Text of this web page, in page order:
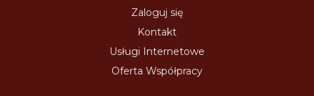
Zaloguj się
Kontakt
Usługi Internetowe
Oferta Współpracy